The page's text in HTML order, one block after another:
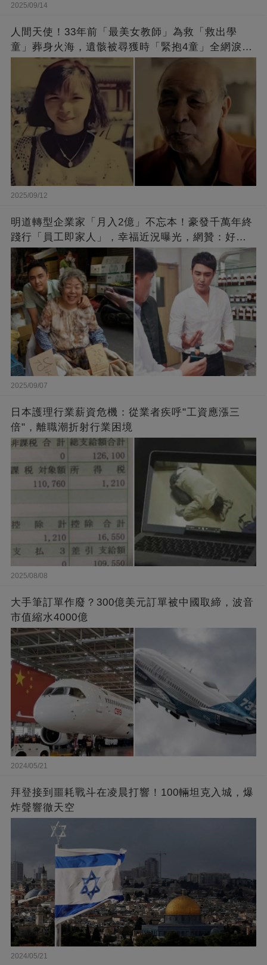
2025/09/14
人間天使！33年前「最美女教師」為救「救出學
童」葬身火海，遺骸被尋獲時「緊抱4童」全網淚
崩：真正的英雄不該被遺忘
2025/09/12
明道轉型企業家「月入2億」不忘本！豪發千萬年終
踐行「員工即家人」，幸福近況曝光，網贊：好老
闆的福報
2025/09/07
日本護理行業薪資危機：從業者疾呼"工資應漲三
倍"，離職潮折射行業困境
2025/08/08
大手筆訂單作廢？300億美元訂單被中國取締，波音
市值縮水4000億
2024/05/21
拜登接到噩耗戰斗在凌晨打響！100輛坦克入城，爆
炸聲響徹天空
2024/05/21